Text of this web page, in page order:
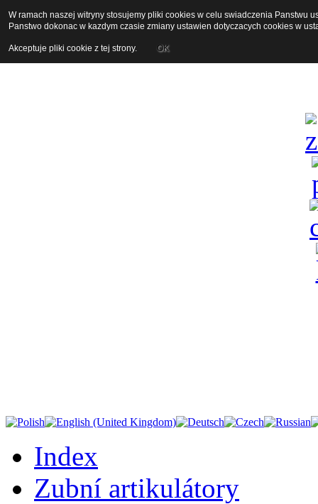
Index
Zubní artikulátory
W ramach naszej witryny stosujemy pliki cookies w celu swiadczenia Panstwu
Panstwo dokonac w kazdym czasie zmiany ustawien dotyczacych cookies w
Akceptuje pliki cookie z tej strony. OK